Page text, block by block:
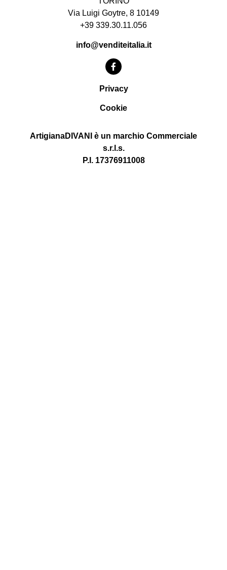
Via Luigi Goytre, 8 10149
+39 339.30.11.056
info@venditeitalia.it
Privacy
Cookie
ArtigianaDIVANI è un marchio Commerciale
s.r.l.s.
P.I. 17376911008